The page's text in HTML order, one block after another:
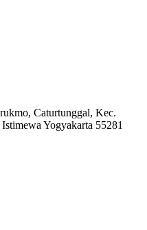
Caturtunggal, Kec.
Yogyakarta 55281